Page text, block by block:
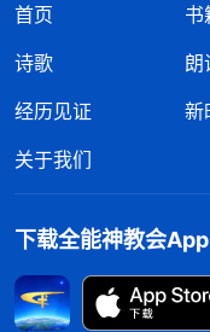
首页 书
诗歌
朗
经历见证
新
关于我们
下载全能神教会App